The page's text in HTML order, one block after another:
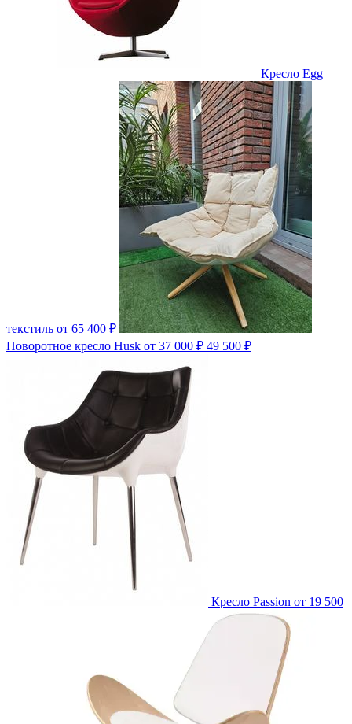
Кресло Egg
текстиль от 65 400 ₽
Поворотное кресло Husk от 37 000 ₽ 49 500 ₽
Кресло Passion от 19 500